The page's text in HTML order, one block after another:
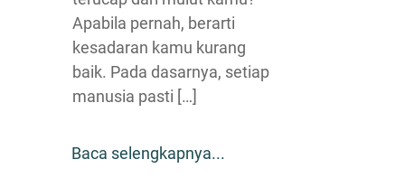
Apabila pernah, berarti
kesadaran kamu kurang
baik. Pada dasarnya, setiap
manusia pasti […]
Baca selengkapnya...